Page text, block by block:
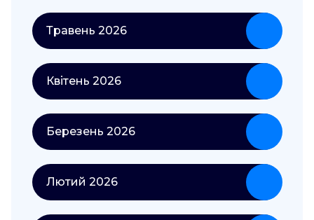
Травень 2026
Квітень 2026
Березень 2026
Лютий 2026